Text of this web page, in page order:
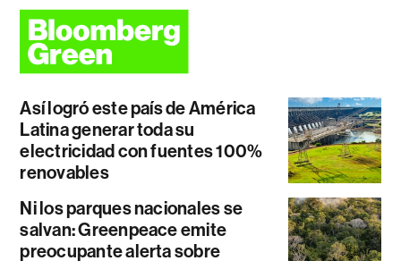
Así logró este país de América
Latina generar toda su
electricidad con fuentes 100%
renovables
Ni los parques nacionales se
salvan: Greenpeace emite
preocupante alerta sobre